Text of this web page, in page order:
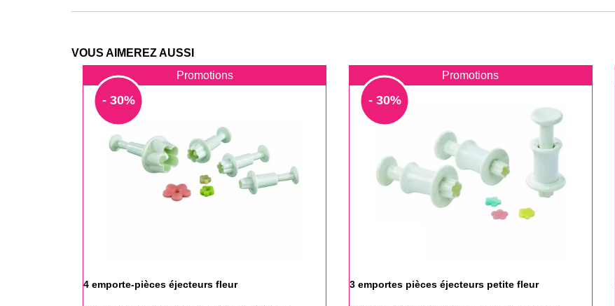
VOUS AIMEREZ AUSSI
Promotions
- 30%
4 emporte-pièces éjecteurs fleur
Promotions
- 30%
3 emportes pièces éjecteurs petite fleur